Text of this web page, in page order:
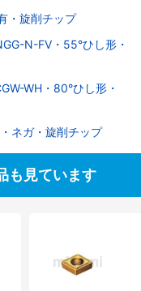
・旋削チップ
N-FV・55°ひし形・
WH・80°ひし形・
ネガ・旋削チップ
も見ています